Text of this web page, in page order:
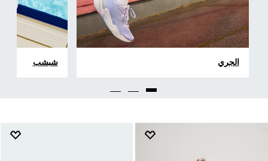
الجري شبشب